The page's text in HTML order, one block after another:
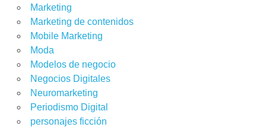
Marketing
Marketing de contenidos
Mobile Marketing
Moda
Modelos de negocio
Negocios Digitales
Neuromarketing
Periodismo Digital
personajes ficción